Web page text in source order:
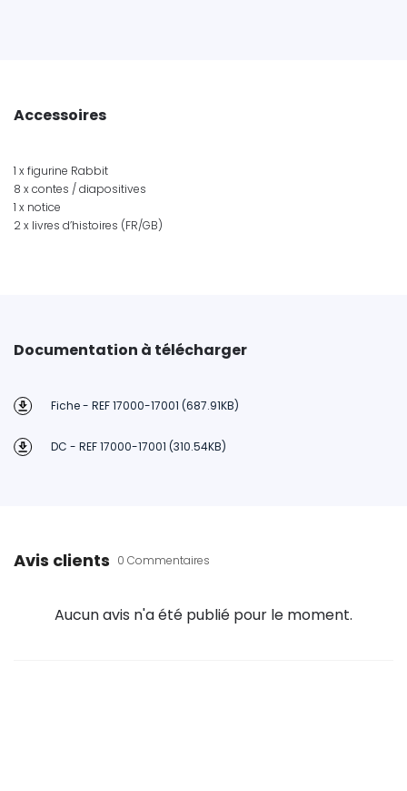
Accessoires
1 x figurine Rabbit
8 x contes / diapositives
1 x notice
2 x livres d’histoires (FR/GB)
Documentation à télécharger
Fiche - REF 17000-17001 (687.91KB)
DC - REF 17000-17001 (310.54KB)
Avis clients 0 Commentaires
Aucun avis n'a été publié pour le moment.